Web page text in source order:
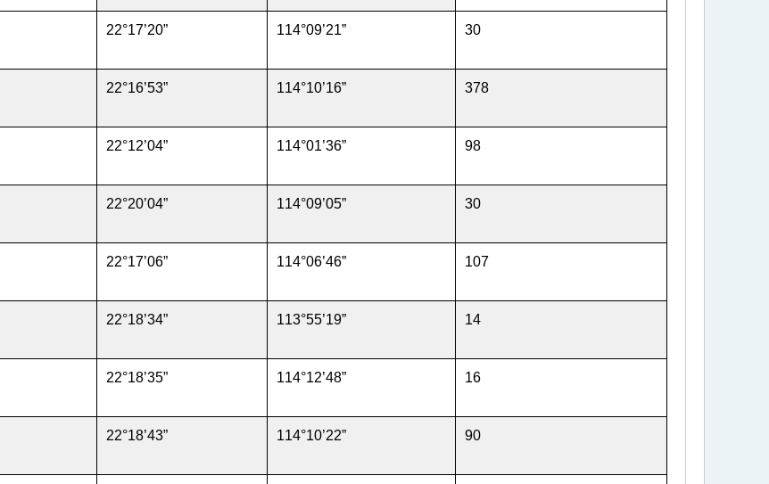
22°17’20” 114°09’21” 30
22°16’53” 114°10’16” 378
22°12’04” 114°01’36” 98
22°20’04” 114°09’05” 30
22°17’06” 114°06’46” 107
22°18’34” 113°55’19” 14
22°18’35” 114°12’48” 16
22°18’43” 114°10’22” 90